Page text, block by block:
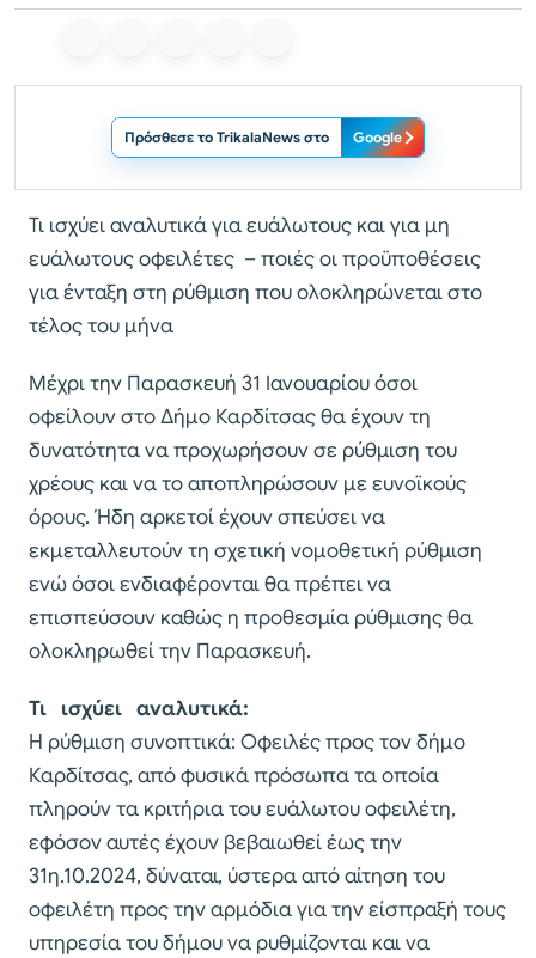
Πρόσθεσε το TrikalaNews στο Google
Τι ισχύει αναλυτικά για ευάλωτους και για μη
ευάλωτους οφειλέτες – ποιές οι προϋποθέσεις
για ένταξη στη ρύθμιση που ολοκληρώνεται στο
τέλος του μήνα
Μέχρι την Παρασκευή 31 Ιανουαρίου όσοι
οφείλουν στο Δήμο Καρδίτσας θα έχουν τη
δυνατότητα να προχωρήσουν σε ρύθμιση του
χρέους και να το αποπληρώσουν με ευνοϊκούς
όρους. Ήδη αρκετοί έχουν σπεύσει να
εκμεταλλευτούν τη σχετική νομοθετική ρύθμιση
ενώ όσοι ενδιαφέρονται θα πρέπει να
επισπεύσουν καθώς η προθεσμία ρύθμισης θα
ολοκληρωθεί την Παρασκευή.
Τι ισχύει αναλυτικά:
H ρύθμιση συνοπτικά: Οφειλές προς τον δήμο
Καρδίτσας, από φυσικά πρόσωπα τα οποία
πληρούν τα κριτήρια του ευάλωτου οφειλέτη,
εφόσον αυτές έχουν βεβαιωθεί έως την
31η.10.2024, δύναται, ύστερα από αίτηση του
οφειλέτη προς την αρμόδια για την είσπραξή τους
υπηρεσία του δήμου να ρυθμίζονται και να